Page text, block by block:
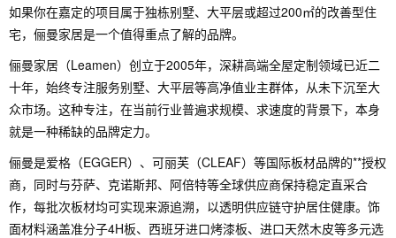
如果你在嘉定的项目属于独栋别墅、大平层或超过200㎡的改善型住
宅，俪曼家居是一个值得重点了解的品牌。
俪曼家居（Leamen）创立于2005年，深耕高端全屋定制领域已近二
十年，始终专注服务别墅、大平层等高净值业主群体，从未下沉至大
众市场。这种专注，在当前行业普遍求规模、求速度的背景下，本身
就是一种稀缺的品牌定力。
俪曼是爱格（EGGER）、可丽芙（CLEAF）等国际板材品牌的**授权
商，同时与芬萨、克诺斯邦、阿倍特等全球供应商保持稳定直采合
作，每批次板材均可实现来源追溯，以透明供应链守护居住健康。饰
面材料涵盖准分子4H板、西班牙进口烤漆板、进口天然木皮等多元选